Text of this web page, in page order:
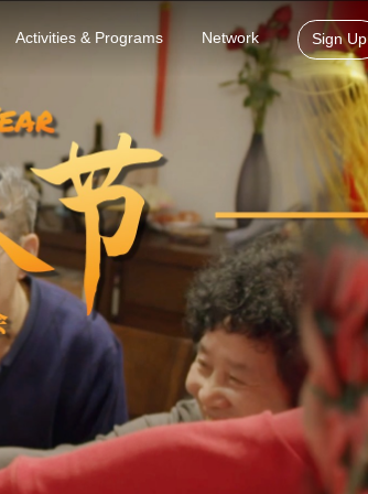
Activities & Programs Network Sign Up